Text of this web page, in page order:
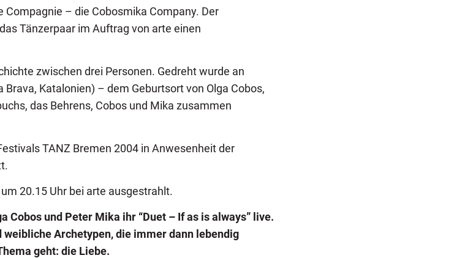
– die Cobosmika Company. Der
Tänzerpaar im Auftrag von arte einen
zwischen drei Personen. Gedreht wurde an
Katalonien) – dem Geburtsort von Olga Cobos,
das Behrens, Cobos und Mika zusammen
TANZ Bremen 2004 in Anwesenheit der
20.15 Uhr bei arte ausgestrahlt.
Cobos und Peter Mika ihr “Duet – If as is always” live.
Archetypen, die immer dann lebendig
geht: die Liebe.